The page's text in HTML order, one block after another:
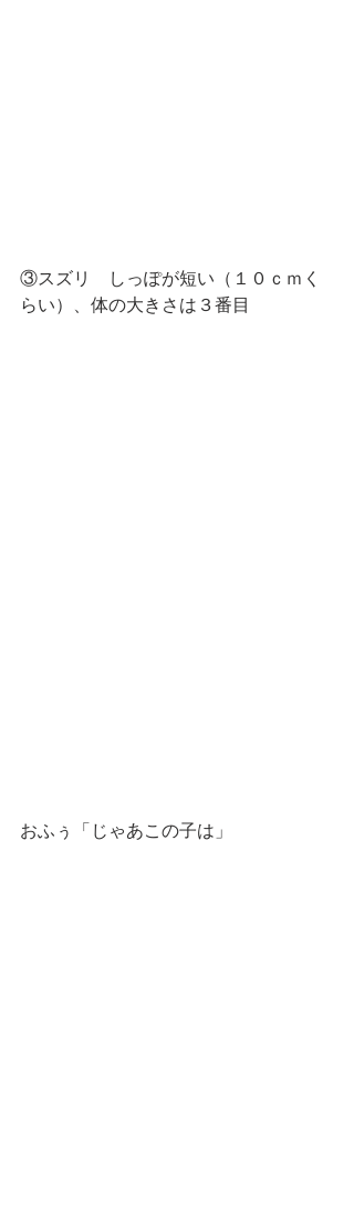
③スズリ　しっぽが短い（１０ｃｍく
らい）、体の大きさは３番目
おふぅ「じゃあこの子は」